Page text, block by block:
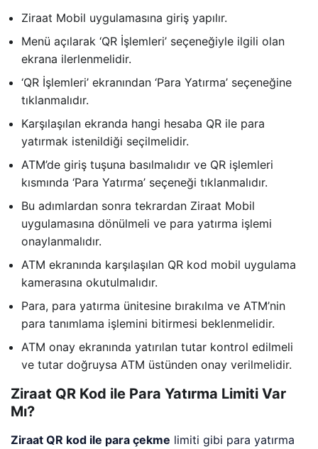
Ziraat Mobil uygulamasına giriş yapılır.
Menü açılarak ‘QR İşlemleri’ seçeneğiyle ilgili olan
ekrana ilerlenmelidir.
‘QR İşlemleri’ ekranından ‘Para Yatırma’ seçeneğine
tıklanmalıdır.
Karşılaşılan ekranda hangi hesaba QR ile para
yatırmak istenildiği seçilmelidir.
ATM’de giriş tuşuna basılmalıdır ve QR işlemleri
kısmında ‘Para Yatırma’ seçeneği tıklanmalıdır.
Bu adımlardan sonra tekrardan Ziraat Mobil
uygulamasına dönülmeli ve para yatırma işlemi
onaylanmalıdır.
ATM ekranında karşılaşılan QR kod mobil uygulama
kamerasına okutulmalıdır.
Para, para yatırma ünitesine bırakılma ve ATM’nin
para tanımlama işlemini bitirmesi beklenmelidir.
ATM onay ekranında yatırılan tutar kontrol edilmeli
ve tutar doğruysa ATM üstünden onay verilmelidir.
Ziraat QR Kod ile Para Yatırma Limiti Var
Mı?
Ziraat QR kod ile para çekme limiti gibi para yatırma